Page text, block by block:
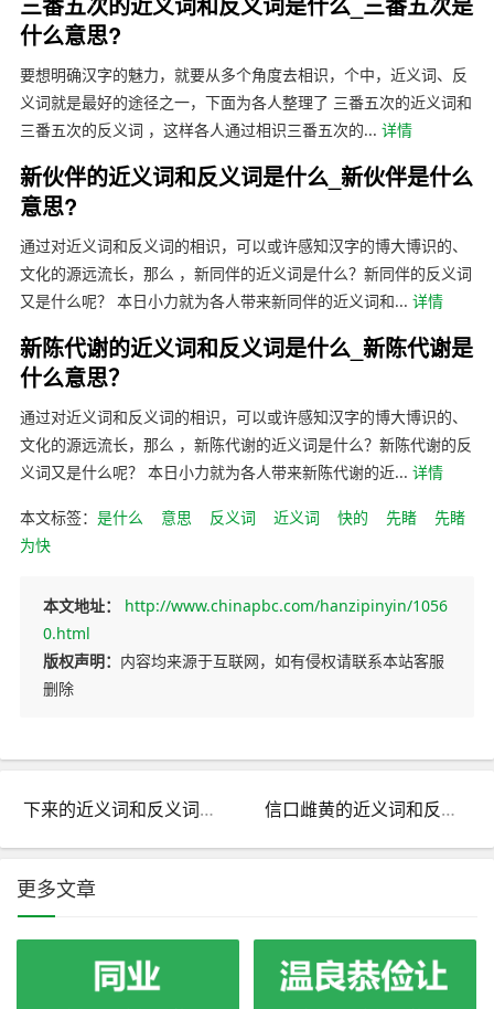
什么意思?
要想明确汉字的魅力，就要从多个角度去相识，个中，近义词、反
义词就是最好的途径之一，下面为各人整理了 三番五次的近义词和
三番五次的反义词 ，这样各人通过相识三番五次的... 详情
新伙伴的近义词和反义词是什么_新伙伴是什么
意思?
通过对近义词和反义词的相识，可以或许感知汉字的博大博识的、
文化的源远流长，那么 ，新同伴的近义词是什么？新同伴的反义词
又是什么呢？ 本日小力就为各人带来新同伴的近义词和... 详情
新陈代谢的近义词和反义词是什么_新陈代谢是
什么意思？
通过对近义词和反义词的相识，可以或许感知汉字的博大博识的、
文化的源远流长，那么 ，新陈代谢的近义词是什么？新陈代谢的反
义词又是什么呢？ 本日小力就为各人带来新陈代谢的近... 详情
本文标签： 是什么 意思 反义词 近义词 快的 先睹
先睹
为快
本文地址：
http://www.chinapbc.com/hanzipinyin/1056
0.html
版权声明： 内容均来源于互联网，如有侵权请联系本站客服
删除
下来的近义词和反义词是什么_下来是什么意思? 信口雌黄的近义词和反义词是什么_信口雌黄是什么意思?
更多文章